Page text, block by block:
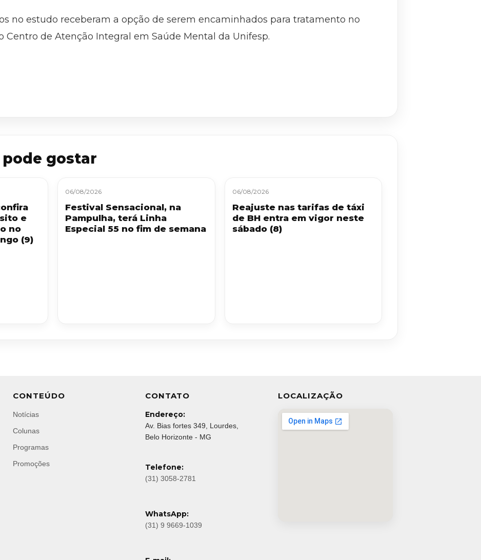
no estudo receberam a opção de serem encaminhados para tratamento no
Centro de Atenção Integral em Saúde Mental da Unifesp.
gostar
e
no
(9)
06/08/2026
Festival Sensacional, na
Pampulha, terá Linha
Especial 55 no fim de semana
06/08/2026
Reajuste nas tarifas de táxi
de BH entra em vigor neste
sábado (8)
CONTEÚDO
Notícias
Colunas
Programas
Promoções
CONTATO
Endereço:
Av. Bias fortes 349, Lourdes,
Belo Horizonte - MG
Telefone:
(31) 3058-2781
WhatsApp:
(31) 9 9669-1039
LOCALIZAÇÃO